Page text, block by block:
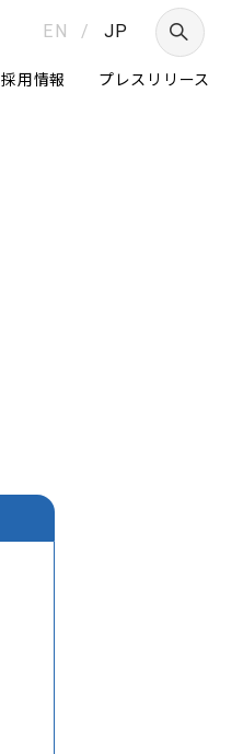
EN / JP
採用情報 プレスリリース